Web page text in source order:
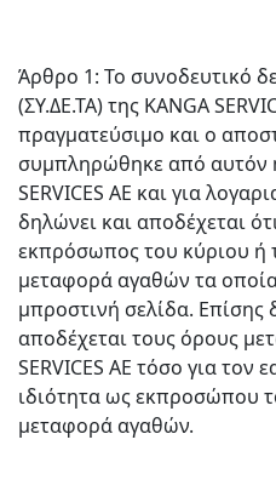
Άρθρο 1: Το συνοδευτικό
(ΣΥ.ΔΕ.ΤΑ) της KANGA
πραγματεύσιμο και ο
συμπληρώθηκε από αυτόν
SERVICES AE και για
δηλώνει και αποδέχεται
εκπρόσωπος του κύριου ή
μεταφορά αγαθών τα
μπροστινή σελίδα. Επίσης
αποδέχεται τους όρους
SERVICES AE τόσο για
ιδιότητα ως εκπροσώπου
μεταφορά αγαθών.